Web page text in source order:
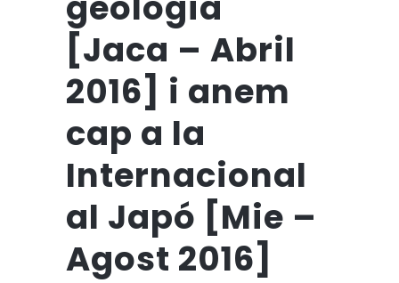
[Jaca – Abril
2016] i anem
cap a la
Internacional
al Japó [Mie –
Agost 2016]